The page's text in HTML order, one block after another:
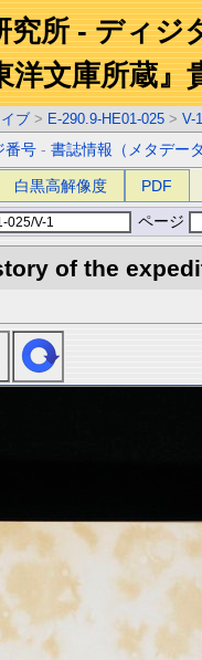
究所 - ディジ
洋文庫所蔵』
ブ > E-290.9-HE01-025 > V-1
番号 -書誌情報（メタデー
白黒高解像度 PDF
ページ
of the